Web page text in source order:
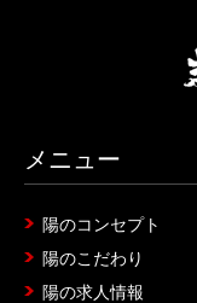
メニュー
陽のコンセプト
陽のこだわり
陽の求人情報